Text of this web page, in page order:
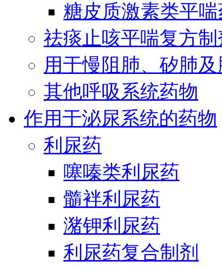
糖皮质激素类平
祛痰止咳平喘复方制
用于慢阻肺、矽肺
其他呼吸系统药物
作用于泌尿系统的药物
利尿药
噻嗪类利尿药
髓袢利尿药
潴钾利尿药
利尿药复合制剂